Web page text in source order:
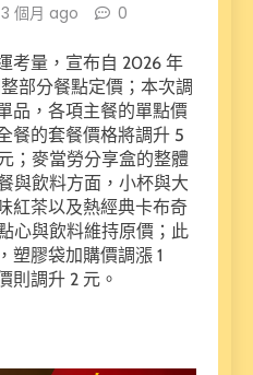
3 個月 ago 0
考量，宣布自 2026 年
部分餐點定價；本次調
品，各項主餐的單點價
餐的套餐價格將調升 5
；麥當勞分享盒的整體
與飲料方面，小杯與大
紅茶以及熱經典卡布奇
心與飲料維持原價；此
塑膠袋加購價調漲 1
則調升 2 元。